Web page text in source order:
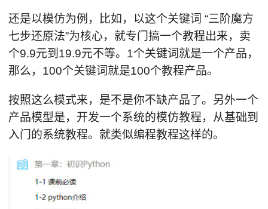
还是以模仿为例，比如，以这个关键词 “三阶魔方
七步还原法”为核心，就专门搞一个教程出来，卖
个9.9元到19.9元不等。1个关键词就是一个产品，
那么，100个关键词就是100个教程产品。
按照这么模式来，是不是你不缺产品了。另外一个
产品模型是，开发一个系统的模仿教程，从基础到
入门的系统教程。就类似编程教程这样的。